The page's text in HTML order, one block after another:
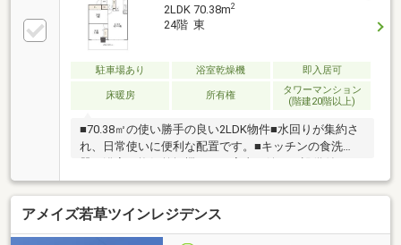
2LDK 70.38m2
24階 東
駐車場あり 浴室乾燥機 即入居可
床暖房 所有権
タワーマンション
(階建20階以上)
■70.38㎡の使い勝手の良い2LDK物件■水回りが集約さ
れ、日常使いに便利な配置です。■キッチンの食洗
器、浴室の換気乾燥機など、家事に嬉しい設備付きで
す。■24階部分の高層階の為、眺望・通風良好です。
◆◇◆空室の為、ご内覧可能です。お気軽にお問い合
わせください。◆◇◆
アメイズ若草ツインレジデンス